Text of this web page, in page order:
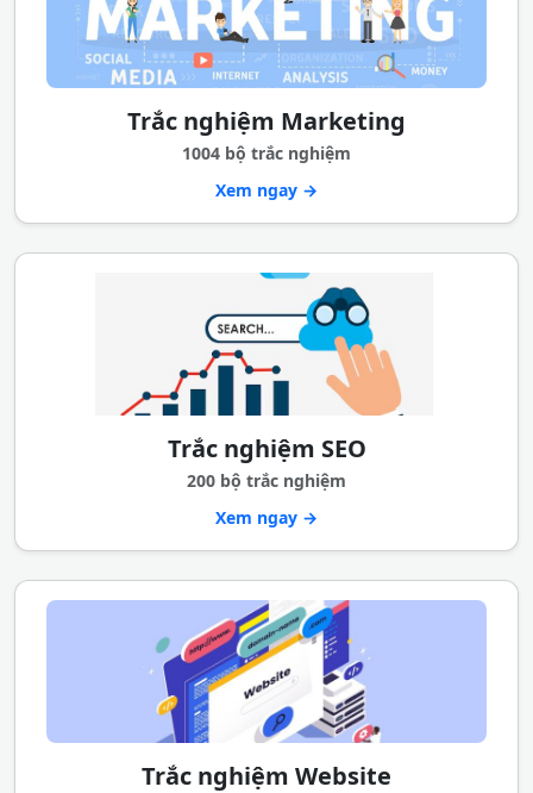
Trắc nghiệm Marketing
1004 bộ trắc nghiệm
Xem ngay →
Trắc nghiệm SEO
200 bộ trắc nghiệm
Xem ngay →
Trắc nghiệm Website